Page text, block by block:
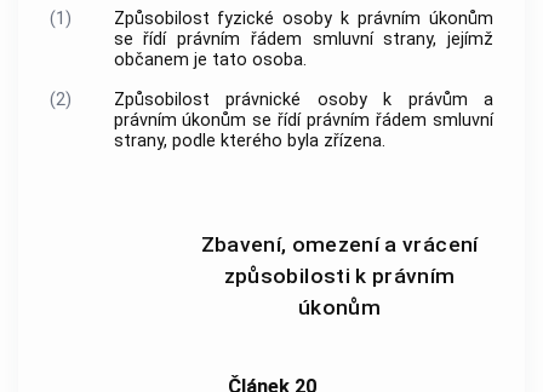
(1)
Způsobilost fyzické osoby k právním úkonům
se řídí právním řádem smluvní strany, jejímž
občanem je tato osoba.
(2)
Způsobilost právnické osoby k právům a
právním úkonům se řídí právním řádem smluvní
strany, podle kterého byla zřízena.
Zbavení, omezení a vrácení
způsobilosti k právním
úkonům
Článek 20